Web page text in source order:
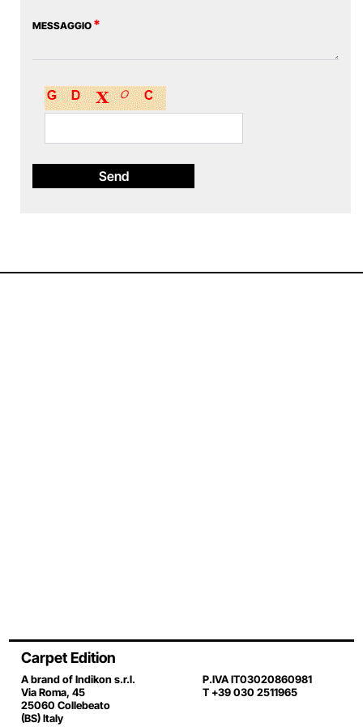
MESSAGGIO *
Carpet Edition
A brand of Indikon s.r.l.
Via Roma, 45
25060 Collebeato
(BS) Italy
P.IVA IT03020860981
T +39 030 2511965